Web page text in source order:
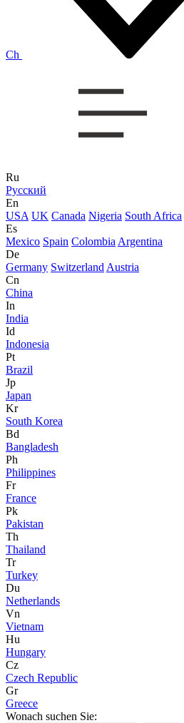
Ch
Ru
Русский
En
USA UK Canada Nigeria South Africa
Es
Mexico Spain Colombia Argentina
De
Germany Switzerland Austria
Cn
China
In
India
Id
Indonesia
Pt
Brazil
Jp
Japan
Kr
South Korea
Bd
Bangladesh
Ph
Philippines
Fr
France
Pk
Pakistan
Th
Thailand
Tr
Turkey
Du
Netherlands
Vn
Vietnam
Hu
Hungary
Cz
Czech Republic
Gr
Greece
Wonach suchen Sie: